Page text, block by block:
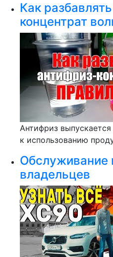
Как
концентрат
Антифриз
к использованию
Обслуживание
владельцев